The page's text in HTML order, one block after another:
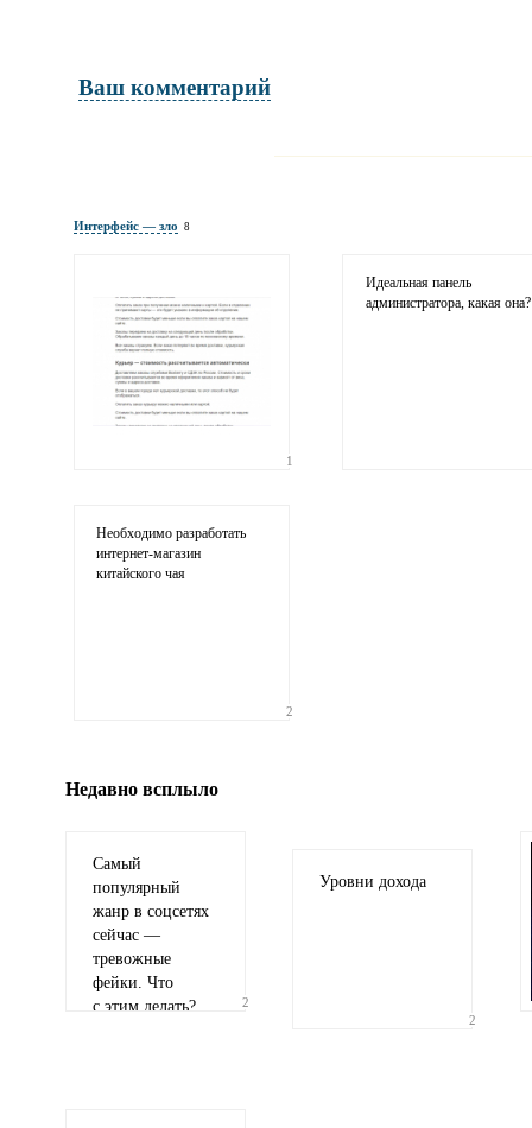
Ваш комментарий
гиф или джипег шириной не более 700
Интерфейс — зло 8
1
Идеальная панель
администратора, какая она?
Необходимо разработать
интернет-магазин
китайского чая
2
Недавно всплыло
Самый
популярный
жанр в соцсетях
сейчас —
тревожные
фейки. Что
с этим делать?
2
Уровни дохода
2